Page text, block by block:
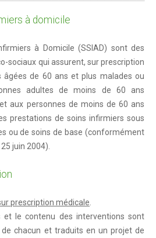
annuelle
à domicile
à Domicile (SSIAD) sont des
sociaux qui assurent, sur prescription
âgées de 60 ans et plus malades ou
adultes de moins de 60 ans
aux personnes de moins de 60 ans
prestations de soins infirmiers sous
ou de soins de base (conformément
juin 2004).
prescription médicale
et le contenu des interventions sont
chacun et traduits en un projet de